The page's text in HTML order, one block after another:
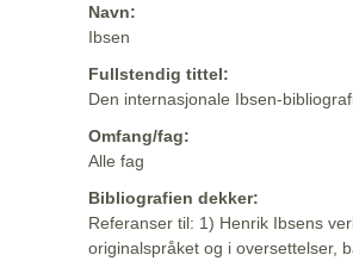
Navn:
Ibsen
Fullstendig tittel:
Den internasjonale Ibsen-
Omfang/fag:
Alle fag
Bibliografien dekker:
Referanser til: 1) Henrik Ibsens
originalspråket og i oversettelser,